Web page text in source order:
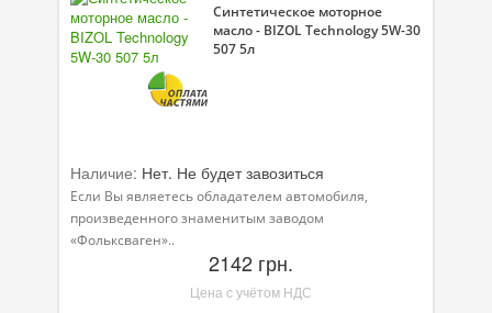
Синтетическое моторное
масло - BIZOL Technology 5W-30
507 5л
Наличие: Нет. Не будет завозиться
Если Вы являетесь обладателем автомобиля,
произведенного знаменитым заводом
«Фольксваген»..
2142 грн.
Цена с учётом НДС